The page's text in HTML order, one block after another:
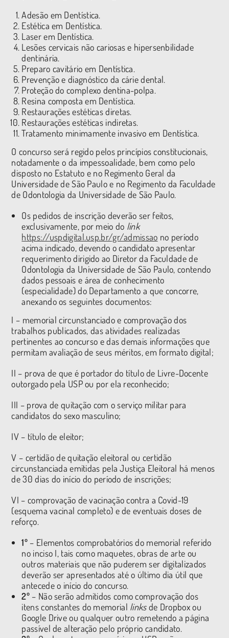
Adesão em Dentística.
Estética em Dentística.
Laser em Dentística.
Lesões cervicais não cariosas e hipersenbilidade
dentinária.
Preparo cavitário em Dentística.
Prevenção e diagnóstico da cárie dental.
Proteção do complexo dentina-polpa.
Resina composta em Dentística.
Restaurações estéticas diretas.
Restaurações estéticas indiretas.
Tratamento minimamente invasivo em Dentística.
O concurso será regido pelos princípios constitucionais,
notadamente o da impessoalidade, bem como pelo
disposto no Estatuto e no Regimento Geral da
Universidade de São Paulo e no Regimento da Faculdade
de Odontologia da Universidade de São Paulo.
Os pedidos de inscrição deverão ser feitos,
exclusivamente, por meio do link
https://uspdigital.usp.br/gr/admissao no período
acima indicado, devendo o candidato apresentar
requerimento dirigido ao Diretor da Faculdade de
Odontologia da Universidade de São Paulo, contendo
dados pessoais e área de conhecimento
(especialidade) do Departamento a que concorre,
anexando os seguintes documentos:
I – memorial circunstanciado e comprovação dos
trabalhos publicados, das atividades realizadas
pertinentes ao concurso e das demais informações que
permitam avaliação de seus méritos, em formato digital;
II – prova de que é portador do título de Livre-Docente
outorgado pela USP ou por ela reconhecido;
III – prova de quitação com o serviço militar para
candidatos do sexo masculino;
IV – título de eleitor;
V – certidão de quitação eleitoral ou certidão
circunstanciada emitidas pela Justiça Eleitoral há menos
de 30 dias do início do período de inscrições;
VI – comprovação de vacinação contra a Covid-19
(esquema vacinal completo) e de eventuais doses de
reforço.
1º – Elementos comprobatórios do memorial referido
no inciso I, tais como maquetes, obras de arte ou
outros materiais que não puderem ser digitalizados
deverão ser apresentados até o último dia útil que
antecede o início do concurso.
2º – Não serão admitidos como comprovação dos
itens constantes do memorial linksde Dropbox ou
Google Drive ou qualquer outro remetendo a página
passível de alteração pelo próprio candidato.